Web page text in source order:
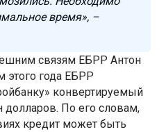
время», –
связям ЕБРР Антон
этого года ЕБРР
конвертируемый
По его словам,
кредит может быть